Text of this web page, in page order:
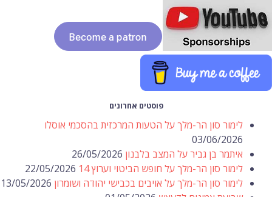
פוסטים אחרונים
לימור סון הר-מלך על הטעות המרכזית בהסכמי אוסלו
03/06/2026
איתמר בן גביר על המצב בלבנון 26/05/2026
לימור סון הר-מלך על חופש הביטוי וערוץ 14
22/05/2026
לימור סון הר-מלך על אויבים בכבישי יהודה ושומרון 13/05/2026